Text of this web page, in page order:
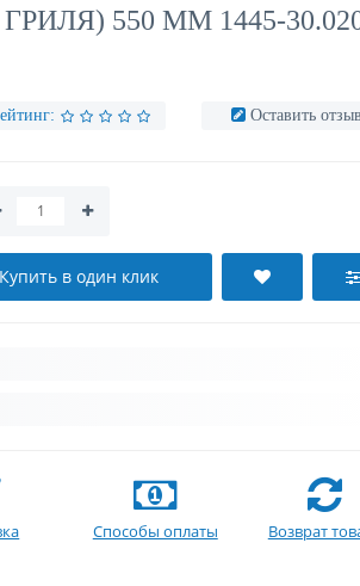
550 ММ 1445-
Оставить отзыв
Купить в один клик
Способы оплаты Возврат